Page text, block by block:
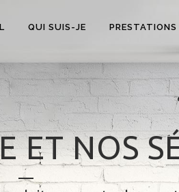
QUI SUIS-JE PRESTATIONS
ET NOS